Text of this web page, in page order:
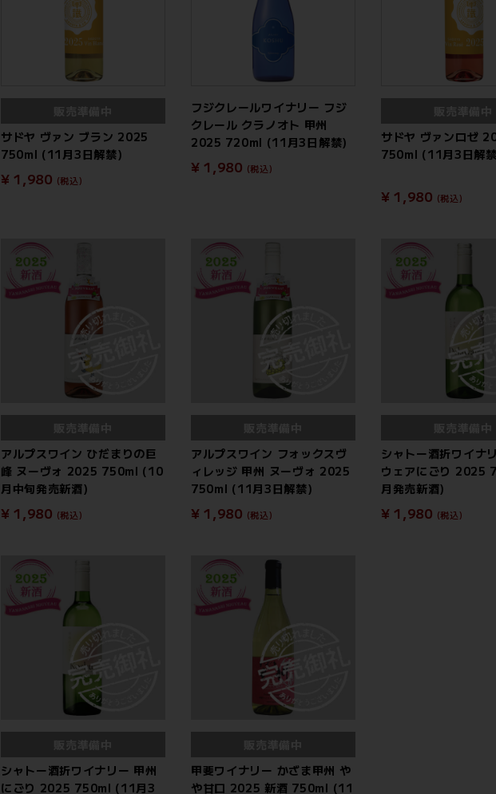
サドヤ ヴァン ブラン 2025
750ml (11月3日解禁)
¥ 1,980 (税込)
フジクレールワイナリー フジ
クレール クラノオト 甲州
2025 720ml (11月3日解禁)
¥ 1,980 (税込)
サドヤ ヴァンロゼ
750ml (11月3日解
¥ 1,980 (税込)
アルプスワイン ひだまりの巨
峰 ヌーヴォ 2025 750ml (10
月中旬発売新酒)
¥ 1,980 (税込)
アルプスワイン フォックスヴ
ィレッジ 甲州 ヌーヴォ 2025
750ml (11月3日解禁)
¥ 1,980 (税込)
シャトー酒折ワイナ
ウェアにごり 2025
月発売新酒)
¥ 1,980 (税込)
シャトー酒折ワイナリー 甲州
にごり 2025 750ml (11月3
甲斐ワイナリー かざま甲州 や
や甘口 2025 新酒 750ml (11